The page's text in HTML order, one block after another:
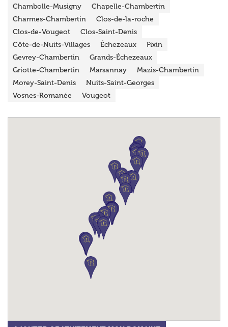
Chambolle-Musigny
Chapelle-Chambertin
Charmes-Chambertin
Clos-de-la-roche
Clos-de-Vougeot
Clos-Saint-Denis
Côte-de-Nuits-Villages
Échezeaux
Fixin
Gevrey-Chambertin
Grands-Échezeaux
Griotte-Chambertin
Marsannay
Mazis-Chambertin
Morey-Saint-Denis
Nuits-Saint-Georges
Vosnes-Romanée
Vougeot